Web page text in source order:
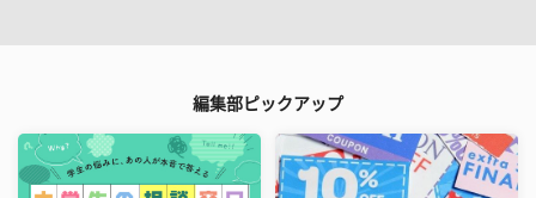
編集部ピックアップ